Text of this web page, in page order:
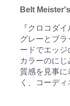
Belt
『クロコダ
グレーとブ
ードでエッ
カラーのに
質感を見事に
く、コーディ